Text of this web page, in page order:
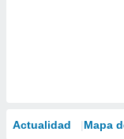
Actualidad Mapa